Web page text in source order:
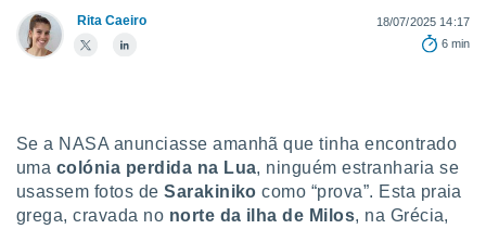
a
todos os
ou
no
um perfil
lhe
e
Rita Caeiro
18/07/2025 14:17
6 min
Se a NASA anunciasse amanhã que tinha encontrado
uma colónia perdida na Lua, ninguém estranharia se
usassem fotos deSarakinikocomo “prova”. Esta praia
grega, cravada no norte da ilha de Milos, na Grécia,